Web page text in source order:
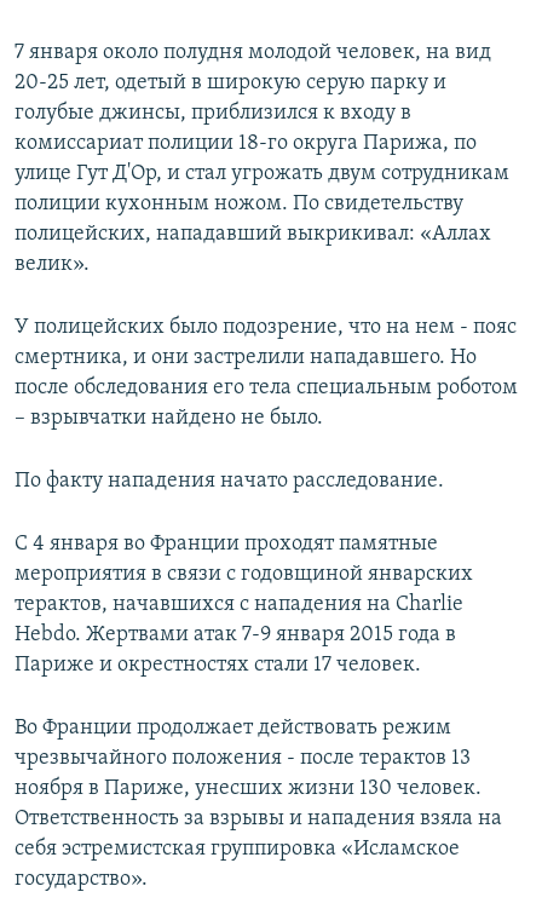
7 января около полудня молодой человек, на вид
20-25 лет, одетый в широкую серую парку и
голубые джинсы, приблизился к входу в
комиссариат полиции 18-го округа Парижа, по
улице Гут Д'Ор, и стал угрожать двум сотрудникам
полиции кухонным ножом. По свидетельству
полицейских, нападавший выкрикивал: «Аллах
велик».
У полицейских было подозрение, что на нем - пояс
смертника, и они застрелили нападавшего. Но
после обследования его тела специальным роботом
– взрывчатки найдено не было.
По факту нападения начато расследование.
С 4 января во Франции проходят памятные
мероприятия в связи с годовщиной январских
терактов, начавшихся с нападения на Charlie
Hebdo. Жертвами атак 7-9 января 2015 года в
Париже и окрестностях стали 17 человек.
Во Франции продолжает действовать режим
чрезвычайного положения - после терактов 13
ноября в Париже, унесших жизни 130 человек.
Ответственность за взрывы и нападения взяла на
себя эстремистская группировка «Исламское
государство».